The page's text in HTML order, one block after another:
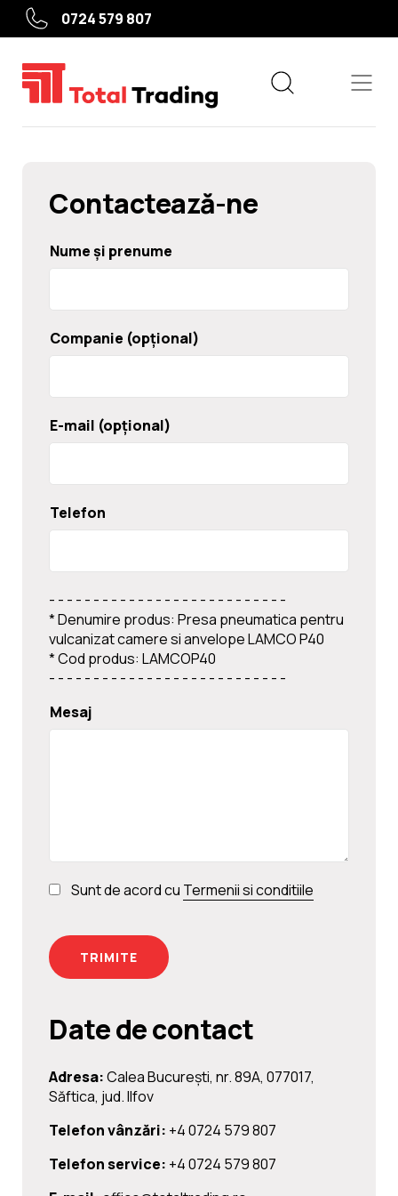
0724 579 807
Echipamente
Service roți
Noutati
Contact
Contactează-ne
Nume și prenume
Companie (opțional)
E-mail (opțional)
Telefon
- - - - - - - - - - - - - - - - - - - - - - - - - - -
* Denumire produs: Presa pneumatica pentru
vulcanizat camere si anvelope LAMCO P40
* Cod produs: LAMCOP40
- - - - - - - - - - - - - - - - - - - - - - - - - - -
Mesaj
Sunt de acord cu Termenii si conditiile
Date de contact
Adresa:Calea Bucureşti, nr. 89A, 077017,
Săftica, jud. Ilfov
Telefon vânzări: +4 0724 579 807
Telefon service: +4 0724 579 807